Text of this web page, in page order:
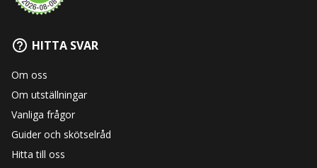
HITTA SVAR
Om oss
Om utställningar
Vanliga frågor
Guider och skötselråd
Hitta till oss